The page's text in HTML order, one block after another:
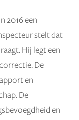
2016 een
stelt dat
Hij legt een
De
en
De
en